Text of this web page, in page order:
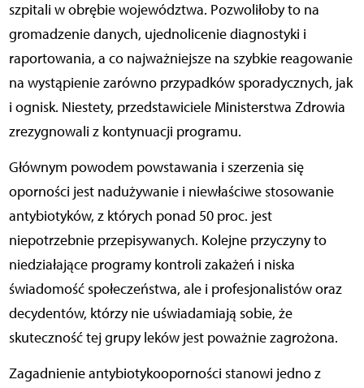
szpitali w obrębie województwa. Pozwoliłoby to na
gromadzenie danych, ujednolicenie diagnostyki i
raportowania, a co najważniejsze na szybkie reagowanie
na wystąpienie zarówno przypadków sporadycznych, jak
i ognisk. Niestety, przedstawiciele Ministerstwa Zdrowia
zrezygnowali z kontynuacji programu.
Głównym powodem powstawania i szerzenia się
oporności jest nadużywanie i niewłaściwe stosowanie
antybiotyków, z których ponad 50 proc. jest
niepotrzebnie przepisywanych. Kolejne przyczyny to
niedziałające programy kontroli zakażeń i niska
świadomość społeczeństwa, ale i profesjonalistów oraz
decydentów, którzy nie uświadamiają sobie, że
skuteczność tej grupy leków jest poważnie zagrożona.
Zagadnienie antybiotykooporności stanowi jedno z